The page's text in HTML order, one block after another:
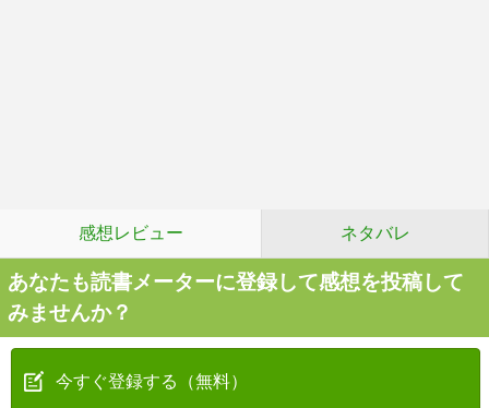
感想レビュー ネタバレ
あなたも読書メーターに登録して感想を投稿して
みませんか？
今すぐ登録する（無料）